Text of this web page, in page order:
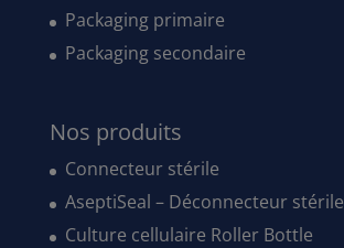
Packaging primaire
Packaging secondaire
Nos produits
Connecteur stérile
AseptiSeal – Déconnecteur stérile
Culture cellulaire Roller Bottle